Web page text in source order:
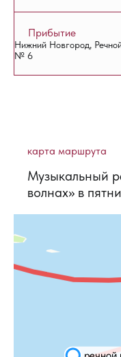
Прибытие
Нижний Новгород,
№ 6
карта маршрута
Музыкальный
волнах» в